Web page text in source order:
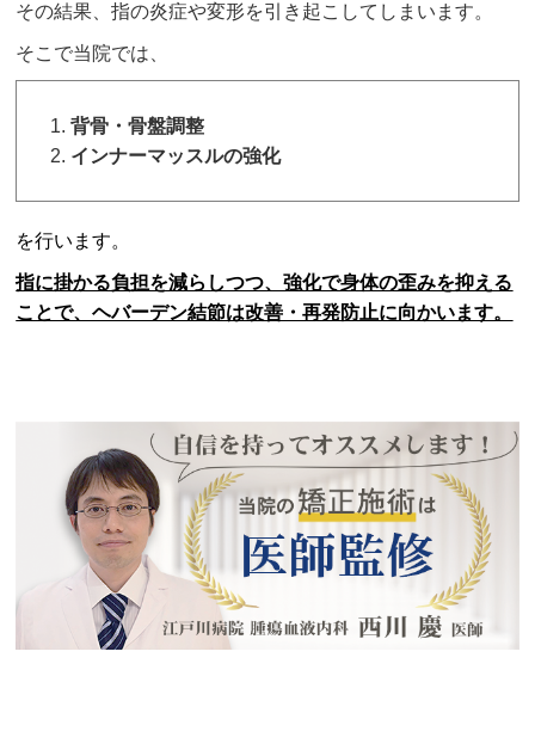
その結果、指の炎症や変形を引き起こしてしまいます。
そこで当院では、
背骨・骨盤調整
インナーマッスルの強化
を行います。
指に掛かる負担を減らしつつ、強化で身体の歪みを抑える
ことで、ヘバーデン結節は改善・再発防止に向かいます。